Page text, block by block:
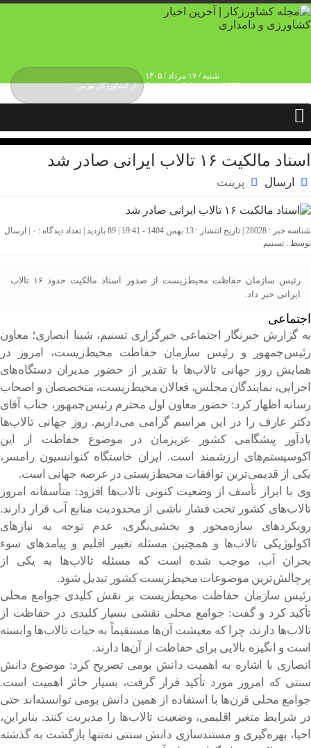
شنبه / ۱۷ مرداد / ۱۴۰۵
Saturday, 8 August , 2026
اسناد مالکیت ۱۶ تالاب ایرانی صادر شد
ارسال پرینت
شناسه خبر : 28028 | تاریخ انتشار : 13 بهمن 1404 - 19:41 | 89 بازدید | تعداد دیدگاه : ۰
| ارسال
توسط : تسنیم
رئیس سازمان حفاظت محیط‌زیست از صدور اسناد مالکیت حدود ۱۶ تالاب
ایرانی خبر داد.
اجتماعی
به گزارش خبرنگار اجتماعی خبرگزاری تسنیم، شینا انصاری؛ معاون
رئیس‌جمهور و رئیس سازمان حفاظت محیط‌زیست، امروز در
همایش روز جهانی تالاب‌ها با تقدیر از حضور مدیران دستگاه‌های
اجرایی، نمایندگان مجلس، فعالان محیط‌زیست، متخصصان و اصحاب
رسانه اظهار کرد: حضور معاون اول محترم رئیس‌جمهور، جناب آقای
دکتر عارف را در این مراسم گرامی می‌داریم. روز جهانی تالاب‌ها
یادآور پیشگامی کشور عزیزمان در موضوع حفاظت از این
اکوسیستم‌های ارزشمند است. ایران خاستگاه کنوانسیون رامسر،
یکی از قدیمی‌ترین توافقات محیط‌زیستی در عرصه جهانی است.
وی با ابراز تأسف از وضعیت کنونی تالاب‌ها افزود: متأسفانه امروز
تالاب‌های کشور تحت فشار ناشی از محدودیت منابع آب قرار دارند.
رویکردهای سازه‌محور و بخشی‌نگری، عدم توجه به نیازهای
اکولوژیکی تالاب‌ها و همچنین مسئله تغییر اقلیم و پیامدهای سوء
بحران آب، موجب شده است که مسئله تالاب‌ها به یکی از
پرچالش‌ترین موضوعات محیط‌زیست کشور تبدیل شود.
رئیس سازمان حفاظت محیط‌زیست بر نقش کلیدی جوامع محلی
تأکید کرد و گفت: جوامع محلی نقشی بسیار کلیدی در حفاظت از
تالاب‌ها دارند، چرا که معیشت آن‌ها مستقیماً به حیات تالاب‌ها وابسته
است و انگیزه بالایی برای حفاظت از آن‌ها دارند.
انصاری با اشاره به اهمیت دانش بومی تصریح کرد: موضوع دانش
سنتی که امروز مورد تأکید قرار گرفت، بسیار حائز اهمیت است.
جوامع محلی قرن‌ها با استفاده از همین دانش بومی توانسته‌اند حتی
در شرایط متغیر اقلیمی، وضعیت تالاب‌ها را مدیریت کنند. بنابراین،
احیا، بهره‌گیری و مستندسازی دانش سنتی نه‌تنها بازگشت به گذشته